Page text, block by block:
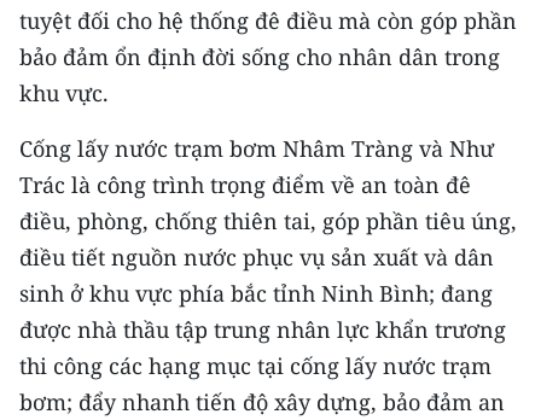
Media Thế giới
Media Thể thao
Media Giáo dục
Media Y tế
Media Khoa học - Công nghệ
Media Môi trường
Ảnh
Infographic
tuyệt đối cho hệ thống đê điều mà còn góp phần
bảo đảm ổn định đời sống cho nhân dân trong
khu vực.
Cống lấy nước trạm bơm Nhâm Tràng và Như
Trác là công trình trọng điểm về an toàn đê
điều, phòng, chống thiên tai, góp phần tiêu úng,
điều tiết nguồn nước phục vụ sản xuất và dân
sinh ở khu vực phía bắc tỉnh Ninh Bình; đang
được nhà thầu tập trung nhân lực khẩn trương
thi công các hạng mục tại cống lấy nước trạm
bơm; đẩy nhanh tiến độ xây dựng, bảo đảm an